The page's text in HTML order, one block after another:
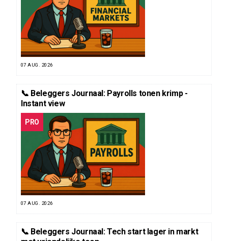
07 AUG. 2026
📞 Beleggers Journaal: Payrolls tonen krimp -
Instant view
PRO
07 AUG. 2026
📞 Beleggers Journaal: Tech start lager in markt